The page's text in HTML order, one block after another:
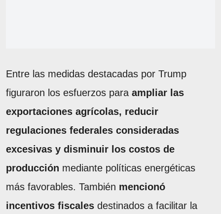
Entre las medidas destacadas por Trump
figuraron los esfuerzos para ampliar las
exportaciones agrícolas, reducir
regulaciones federales consideradas
excesivas y disminuir los costos de
producción mediante políticas energéticas
más favorables. También mencionó
incentivos fiscales destinados a facilitar la